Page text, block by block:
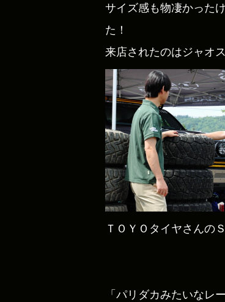
サイズ感も物凄かった
た！
来店されたのはジャオ
ＴＯＹＯタイヤさんの
「パリダカみたいなレ